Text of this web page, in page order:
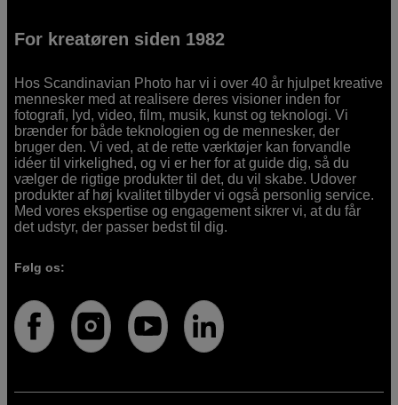
For kreatøren siden 1982
Hos Scandinavian Photo har vi i over 40 år hjulpet kreative
mennesker med at realisere deres visioner inden for
fotografi, lyd, video, film, musik, kunst og teknologi. Vi
brænder for både teknologien og de mennesker, der
bruger den. Vi ved, at de rette værktøjer kan forvandle
idéer til virkelighed, og vi er her for at guide dig, så du
vælger de rigtige produkter til det, du vil skabe. Udover
produkter af høj kvalitet tilbyder vi også personlig service.
Med vores ekspertise og engagement sikrer vi, at du får
det udstyr, der passer bedst til dig.
Følg os: